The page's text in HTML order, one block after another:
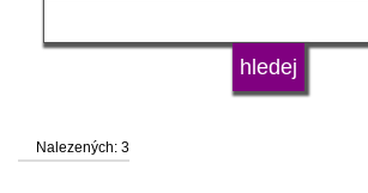
status vysoké školy
Nalezených: 3